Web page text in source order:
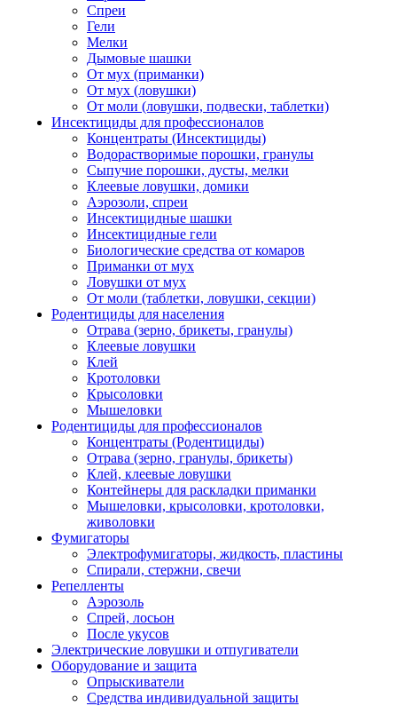
Спреи
Гели
Мелки
Дымовые шашки
От мух (приманки)
От мух (ловушки)
От моли (ловушки, подвески, таблетки)
Инсектициды для профессионалов
Концентраты (Инсектициды)
Водорастворимые порошки, гранулы
Сыпучие порошки, дусты, мелки
Клеевые ловушки, домики
Аэрозоли, спреи
Инсектицидные шашки
Инсектицидные гели
Биологические средства от комаров
Приманки от мух
Ловушки от мух
От моли (таблетки, ловушки, секции)
Родентициды для населения
Отрава (зерно, брикеты, гранулы)
Клеевые ловушки
Клей
Кротоловки
Крысоловки
Мышеловки
Родентициды для профессионалов
Концентраты (Родентициды)
Отрава (зерно, гранулы, брикеты)
Клей, клеевые ловушки
Контейнеры для раскладки приманки
Мышеловки, крысоловки, кротоловки,
живоловки
Фумигаторы
Электрофумигаторы, жидкость, пластины
Спирали, стержни, свечи
Репелленты
Аэрозоль
Спрей, лосьон
После укусов
Электрические ловушки и отпугиватели
Оборудование и защита
Опрыскиватели
Средства индивидуальной защиты